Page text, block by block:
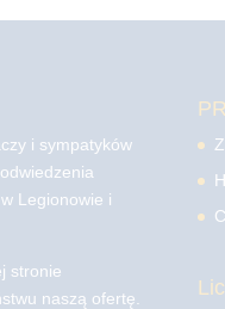
i sympatyków
Legionowie i
stronie
naszą ofertę.